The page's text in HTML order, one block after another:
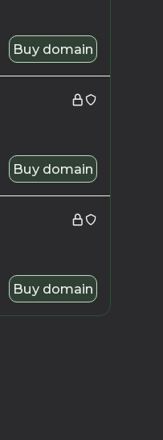
Buy domain
Buy domain
Buy domain